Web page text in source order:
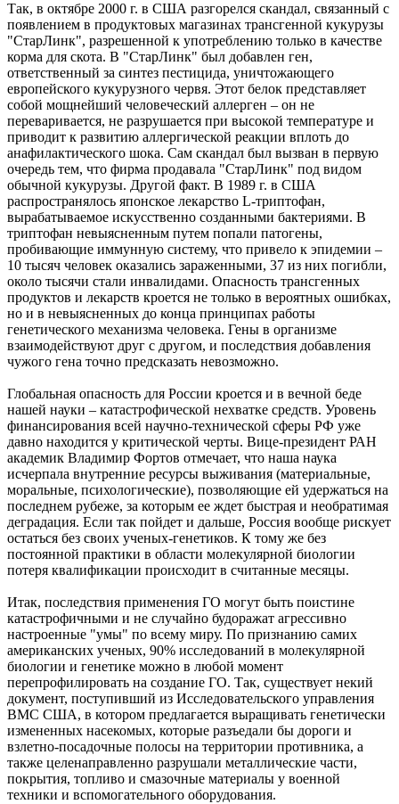
Так, в октябре 2000 г. в США разгорелся скандал, связанный с
появлением в продуктовых магазинах трансгенной кукурузы
"СтарЛинк", разрешенной к употреблению только в качестве
корма для скота. В "СтарЛинк" был добавлен ген,
ответственный за синтез пестицида, уничтожающего
европейского кукурузного червя. Этот белок представляет
собой мощнейший человеческий аллерген – он не
переваривается, не разрушается при высокой температуре и
приводит к развитию аллергической реакции вплоть до
анафилактического шока. Сам скандал был вызван в первую
очередь тем, что фирма продавала "СтарЛинк" под видом
обычной кукурузы. Другой факт. В 1989 г. в США
распространялось японское лекарство L-триптофан,
вырабатываемое искусственно созданными бактериями. В
триптофан невыясненным путем попали патогены,
пробивающие иммунную систему, что привело к эпидемии –
10 тысяч человек оказались зараженными, 37 из них погибли,
около тысячи стали инвалидами. Опасность трансгенных
продуктов и лекарств кроется не только в вероятных ошибках,
но и в невыясненных до конца принципах работы
генетического механизма человека. Гены в организме
взаимодействуют друг с другом, и последствия добавления
чужого гена точно предсказать невозможно.
Глобальная опасность для России кроется и в вечной беде
нашей науки – катастрофической нехватке средств. Уровень
финансирования всей научно-технической сферы РФ уже
давно находится у критической черты. Вице-президент РАН
академик Владимир Фортов отмечает, что наша наука
исчерпала внутренние ресурсы выживания (материальные,
моральные, психологические), позволяющие ей удержаться на
последнем рубеже, за которым ее ждет быстрая и необратимая
деградация. Если так пойдет и дальше, Россия вообще рискует
остаться без своих ученых-генетиков. К тому же без
постоянной практики в области молекулярной биологии
потеря квалификации происходит в считанные месяцы.
Итак, последствия применения ГО могут быть поистине
катастрофичными и не случайно будоражат агрессивно
настроенные "умы" по всему миру. По признанию самих
американских ученых, 90% исследований в молекулярной
биологии и генетике можно в любой момент
перепрофилировать на создание ГО. Так, существует некий
документ, поступивший из Исследовательского управления
ВМС США, в котором предлагается выращивать генетически
измененных насекомых, которые разъедали бы дороги и
взлетно-посадочные полосы на территории противника, а
также целенаправленно разрушали металлические части,
покрытия, топливо и смазочные материалы у военной
техники и вспомогательного оборудования.